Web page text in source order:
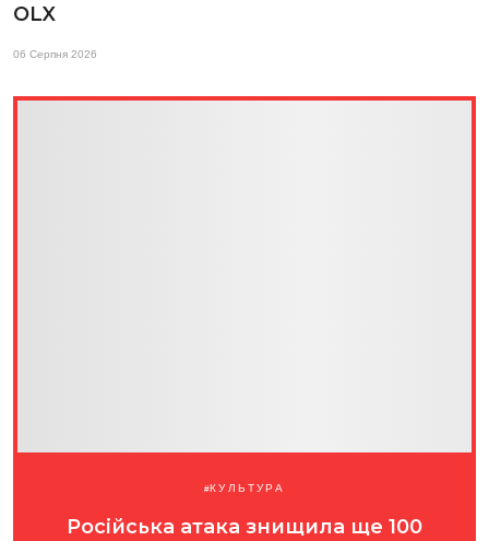
OLX
06 Серпня 2026
КУЛЬТУРА
Російська атака знищила ще 100